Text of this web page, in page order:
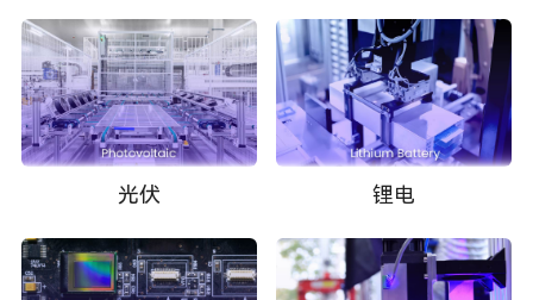
光伏 锂电